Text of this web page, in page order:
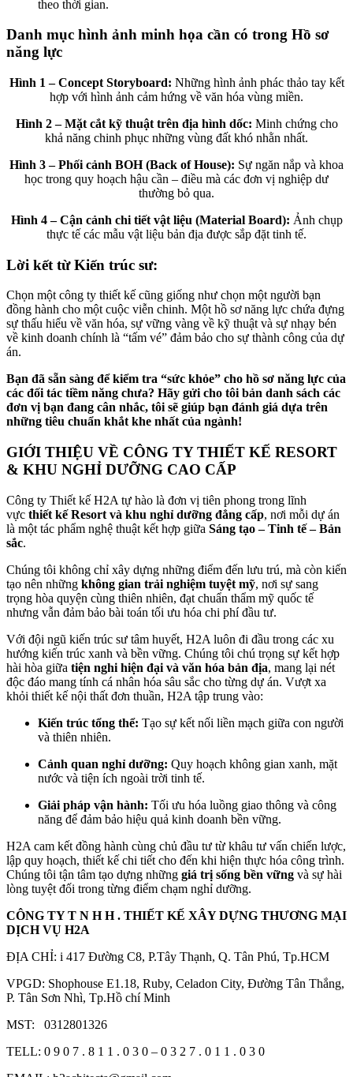
theo thời gian.
Danh mục hình ảnh minh họa cần có trong Hồ sơ
năng lực
Hình 1 – Concept Storyboard: Những hình ảnh phác thảo tay kết
hợp với hình ảnh cảm hứng về văn hóa vùng miền.
Hình 2 – Mặt cắt kỹ thuật trên địa hình dốc: Minh chứng cho
khả năng chinh phục những vùng đất khó nhằn nhất.
Hình 3 – Phối cảnh BOH (Back of House): Sự ngăn nắp và khoa
học trong quy hoạch hậu cần – điều mà các đơn vị nghiệp dư
thường bỏ qua.
Hình 4 – Cận cảnh chi tiết vật liệu (Material Board): Ảnh chụp
thực tế các mẫu vật liệu bản địa được sắp đặt tinh tế.
Lời kết từ Kiến trúc sư:
Chọn một công ty thiết kế cũng giống như chọn một người bạn
đồng hành cho một cuộc viễn chinh. Một hồ sơ năng lực chứa đựng
sự thấu hiểu về văn hóa, sự vững vàng về kỹ thuật và sự nhạy bén
về kinh doanh chính là “tấm vé” đảm bảo cho sự thành công của dự
án.
Bạn đã sẵn sàng để kiểm tra “sức khỏe” cho hồ sơ năng lực của
các đối tác tiềm năng chưa? Hãy gửi cho tôi bản danh sách các
đơn vị bạn đang cân nhắc, tôi sẽ giúp bạn đánh giá dựa trên
những tiêu chuẩn khắt khe nhất của ngành!
GIỚI THIỆU VỀ CÔNG TY THIẾT KẾ RESORT
& KHU NGHỈ DƯỠNG CAO CẤP
Công ty Thiết kế H2A tự hào là đơn vị tiên phong trong lĩnh
vực thiết kế Resort và khu nghỉ dưỡng đẳng cấp, nơi mỗi dự án
là một tác phẩm nghệ thuật kết hợp giữa Sáng tạo – Tinh tế – Bản
sắc.
Chúng tôi không chỉ xây dựng những điểm đến lưu trú, mà còn kiến
tạo nên những không gian trải nghiệm tuyệt mỹ, nơi sự sang
trọng hòa quyện cùng thiên nhiên, đạt chuẩn thẩm mỹ quốc tế
nhưng vẫn đảm bảo bài toán tối ưu hóa chi phí đầu tư.
Với đội ngũ kiến trúc sư tâm huyết, H2A luôn đi đầu trong các xu
hướng kiến trúc xanh và bền vững. Chúng tôi chú trọng sự kết hợp
hài hòa giữa tiện nghi hiện đại và văn hóa bản địa, mang lại nét
độc đáo mang tính cá nhân hóa sâu sắc cho từng dự án. Vượt xa
khỏi thiết kế nội thất đơn thuần, H2A tập trung vào:
Kiến trúc tổng thể: Tạo sự kết nối liền mạch giữa con người
và thiên nhiên.
Cảnh quan nghỉ dưỡng: Quy hoạch không gian xanh, mặt
nước và tiện ích ngoài trời tinh tế.
Giải pháp vận hành: Tối ưu hóa luồng giao thông và công
năng để đảm bảo hiệu quả kinh doanh bền vững.
H2A cam kết đồng hành cùng chủ đầu tư từ khâu tư vấn chiến lược,
lập quy hoạch, thiết kế chi tiết cho đến khi hiện thực hóa công trình.
Chúng tôi tận tâm tạo dựng những giá trị sống bền vững và sự hài
lòng tuyệt đối trong từng điểm chạm nghỉ dưỡng.
CÔNG TY T N H H . THIẾT KẾ XÂY DỰNG THƯƠNG MẠI
DỊCH VỤ H2A
ĐỊA CHỈ: i 417 Đường C8, P.Tây Thạnh, Q. Tân Phú, Tp.HCM
VPGD: Shophouse E1.18, Ruby, Celadon City, Đường Tân Thắng,
P. Tân Sơn Nhì, Tp.Hồ chí Minh
MST: 0312801326
TELL: 0 9 0 7 . 8 1 1 . 0 3 0 – 0 3 2 7 . 0 1 1 . 0 3 0